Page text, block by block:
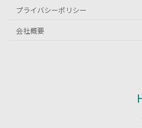
プライバシーポリシー
会社概要